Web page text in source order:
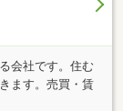
会社です。住む
ます。売買・賃
ア特性などを考